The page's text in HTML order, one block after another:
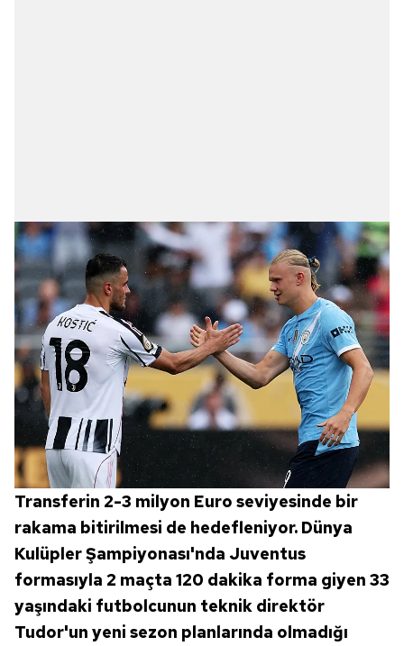
için Ayarlar butonuna tıklayabilir, Çerez Bilgilendirme
Metnimizi
ziyaret edebilirsiniz.
6698 sayılı Kişisel Verilerin Korunması Kanunu uyarınca
hazırlanmış Aydınlatma Metnimizi okumak ve sitemizde
ilgili mevzuata uygun olarak kullanılan çerezlerle ilgili bilgi
almak için lütfentıklayınız.
Transferin 2-3 milyon Euro seviyesinde bir
rakama bitirilmesi de hedefleniyor. Dünya
Kulüpler Şampiyonası'nda Juventus
formasıyla 2 maçta 120 dakika forma giyen 33
yaşındaki futbolcunun teknik direktör
Tudor'un yeni sezon planlarında olmadığı